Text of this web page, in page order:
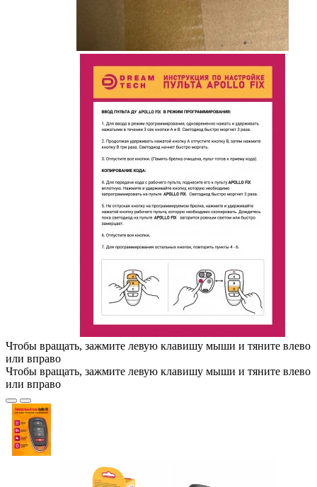
Чтобы вращать, зажмите левую клавишу мыши и тяните влево
или вправо
Чтобы вращать, зажмите левую клавишу мыши и тяните влево
или вправо